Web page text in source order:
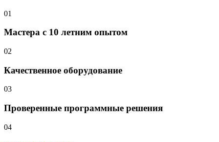
01
Мастера с 10 летним опытом
02
Качественное оборудование
03
Проверенные программные решения
04